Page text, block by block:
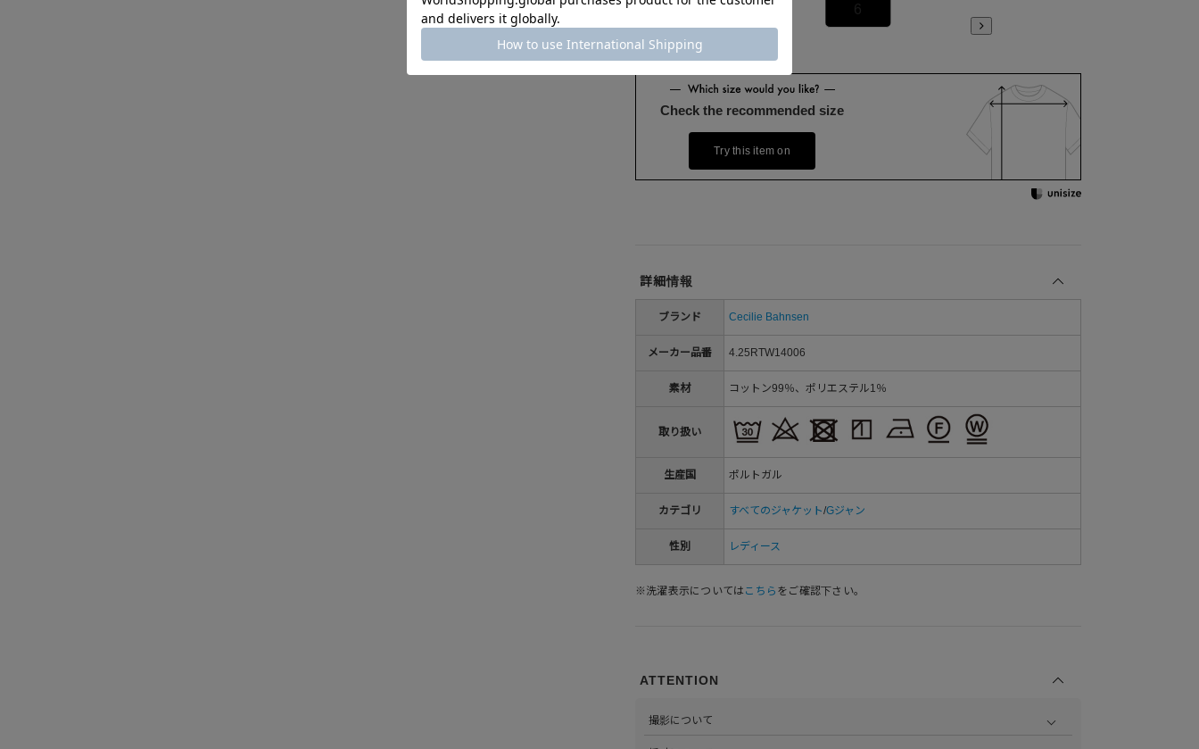
6
Check the recommended size
Try this item on
詳細情報
ブランド Cecilie Bahnsen
メーカー品番 4.25RTW14006
素材 コットン99％、ポリエステル1％
取り扱い
生産国 ポルトガル
カテゴリ すべてのジャケット/Gジャン
性別 レディース
※洗濯表示については こちら をご確認下さい。
ATTENTION
撮影について